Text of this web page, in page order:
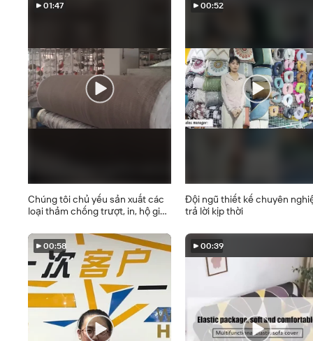
01:47
Chúng tôi chủ yếu sản xuất các
loại thảm chống trượt, in, hộ gia
công của chúng tôi là rất trưởng
thành.
00:52
Đội ngũ thiết kế chuyên
trả lời kịp thời
00:58 00:39